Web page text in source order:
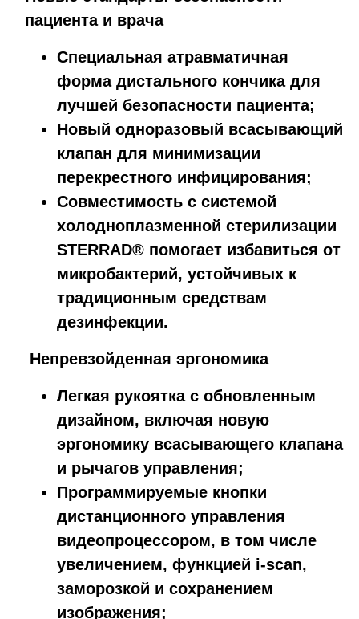
пациента и врача
Специальная атравматичная
форма дистального кончика для
лучшей безопасности пациента;
Новый одноразовый всасывающий
клапан для минимизации
перекрестного инфицирования;
Совместимость с системой
холодноплазменной стерилизации
STERRAD® помогает избавиться от
микробактерий, устойчивых к
традиционным средствам
дезинфекции.
Непревзойденная эргономика
Легкая рукоятка с обновленным
дизайном, включая новую
эргономику всасывающего клапана
и рычагов управления;
Программируемые кнопки
дистанционного управления
видеопроцессором, в том числе
увеличением, функцией i-scan,
заморозкой и сохранением
изображения;